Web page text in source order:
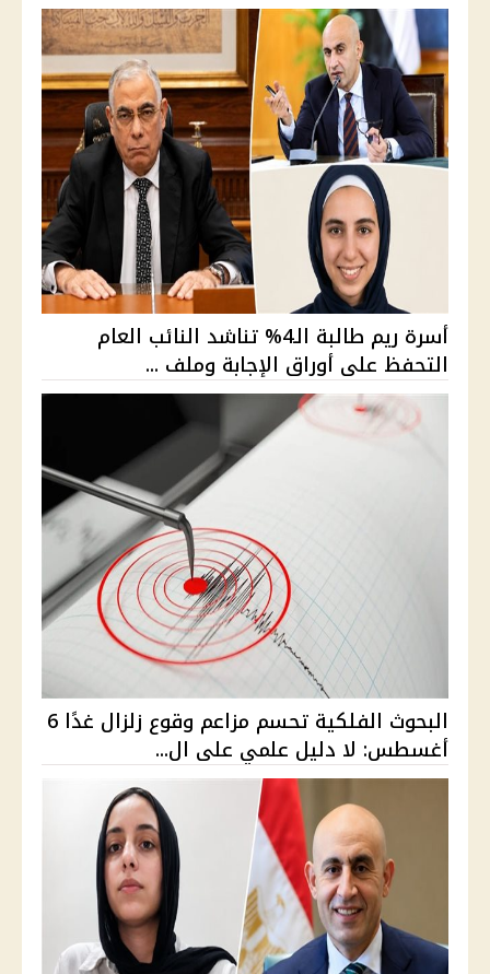
أسرة ريم طالبة الـ4% تناشد النائب العام
التحفظ على أوراق الإجابة وملف ...
البحوث الفلكية تحسم مزاعم وقوع زلزال غدًا 6
أغسطس: لا دليل علمي على ال...